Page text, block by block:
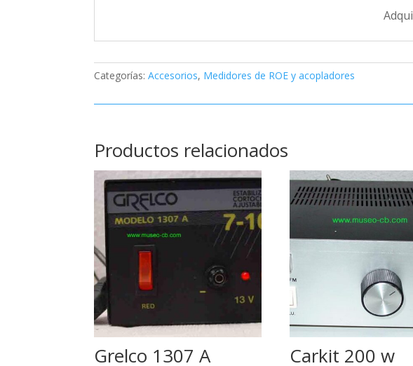
Categorías:Accesorios, Medidores de ROE y acopladores
Productos relacionados
Grelco 1307 A Carkit 200 w